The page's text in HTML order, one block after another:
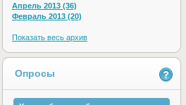
Апрель 2013 (36)
Февраль 2013 (20)
Показать весь архив
Опросы